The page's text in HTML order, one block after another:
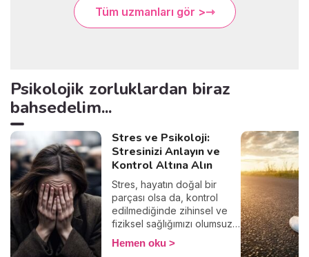
Tüm uzmanları gör >
Psikolojik zorluklardan biraz
bahsedelim...
Stres ve Psikoloji:
Stresinizi Anlayın ve
Kontrol Altına Alın
Stres, hayatın doğal bir
parçası olsa da, kontrol
edilmediğinde zihinsel ve
fiziksel sağlığımızı olumsuz
etkileyebilir. Peki, stresin
belirtileri nelerdir ve nasıl
Hemen oku